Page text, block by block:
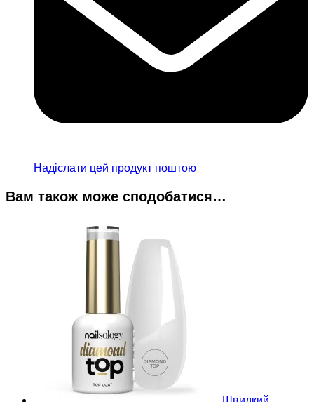
Надіслати цей продукт поштою
Вам також може сподобатися…